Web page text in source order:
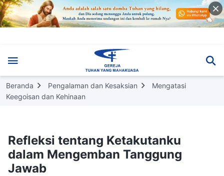
Beranda Pengalaman dan Kesaksian
Mengatasi
Keegoisan dan Kehinaan
Refleksi tentang Ketakutanku
dalam Mengemban Tanggung
Jawab